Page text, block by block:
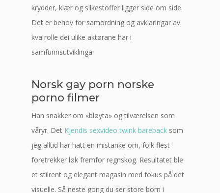
krydder, klær og silkestoffer ligger side om side.
Det er behov for samordning og avklaringar av
kva rolle dei ulike aktørane har i
samfunnsutviklinga.
Norsk gay porn norske
porno filmer
Han snakker om «bløyta» og tilværelsen som
våryr. Det Kjendis sexvideo twink bareback som
jeg alltid har hatt en mistanke om, folk flest
foretrekker løk fremfor regnskog. Resultatet ble
et stilrent og elegant magasin med fokus på det
visuelle. Så neste gong du ser store born i